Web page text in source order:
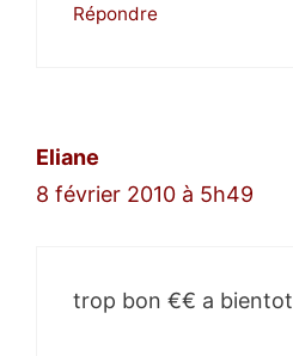
Répondre
Eliane
8 février 2010 à 5h49
trop bon €€ a bientot